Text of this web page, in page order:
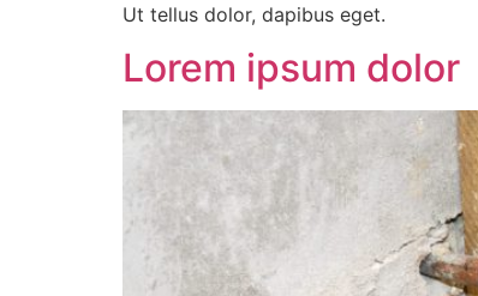
Ut tellus dolor, dapibus eget.
Lorem ipsum dolor